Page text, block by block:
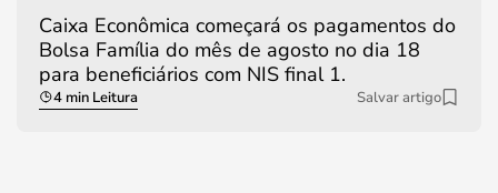
Caixa Econômica começará os pagamentos do
Bolsa Família do mês de agosto no dia 18
para beneficiários com NIS final 1.
4 min Leitura Salvar artigo